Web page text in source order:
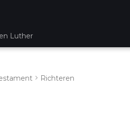
Luther
Richteren